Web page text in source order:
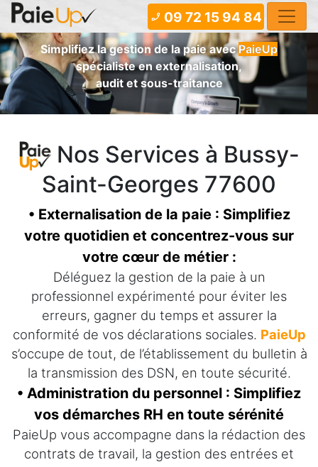
phone_enabled 09 72 15 94 84
Simplifiez la gestion de la paie avecPaieUp
spécialiste en externalisation,
audit et sous-traitance
Nos Services à Bussy-
Saint-Georges 77600
• Externalisation de la paie : Simplifiez
votre quotidien et concentrez-vous sur
votre cœur de métier :
Déléguez la gestion de la paie à un
professionnel expérimenté pour éviter les
erreurs, gagner du temps et assurer la
conformité de vos déclarations sociales. PaieUp
s’occupe de tout, de l’établissement du bulletin à
la transmission des DSN, en toute sécurité.
• Administration du personnel : Simplifiez
vos démarches RH en toute sérénité
PaieUp vous accompagne dans la rédaction des
contrats de travail, la gestion des entrées et